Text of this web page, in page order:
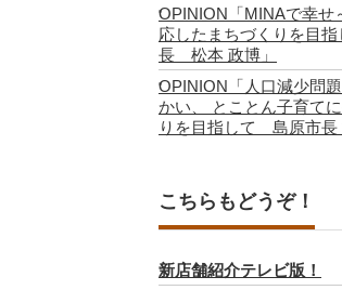
OPINION「MINAで幸せ
応したまちづくりを目
長 松本 政博」
OPINION「人口減少問
かい、 とことん子育て
りを目指して 島原市長
こちらもどうぞ！
新店舗紹介テレビ版！